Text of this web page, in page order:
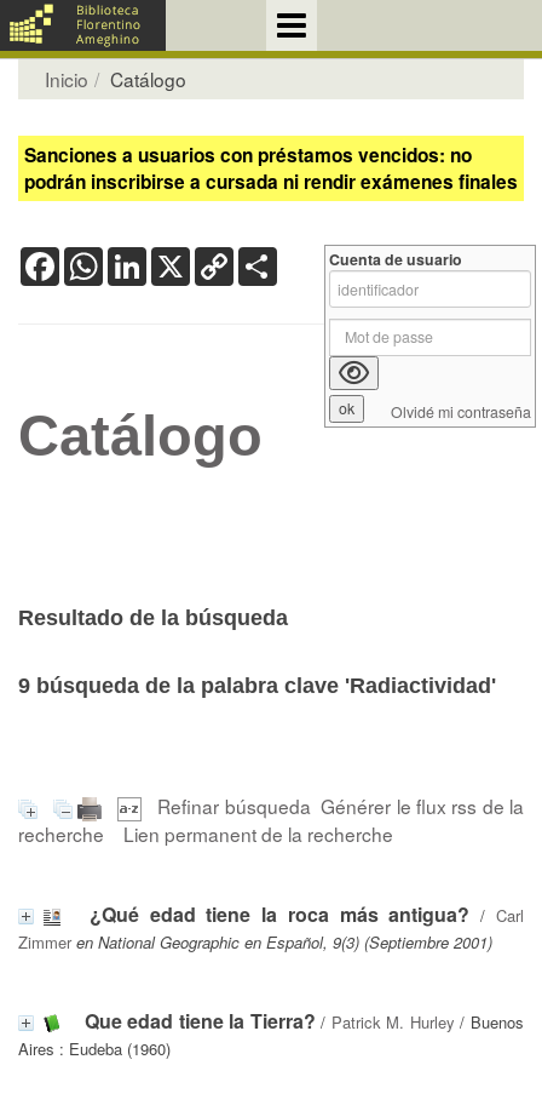
Inicio Catálogo
Sanciones a usuarios con préstamos vencidos: no
podrán inscribirse a cursada ni rendir exámenes finales
FacebookWhatsApp
LinkedIn
X Copy
Link
Catálogo
Resultado de la búsqueda
9 búsqueda de la palabra clave 'Radiactividad'
Refinar búsqueda Générer le flux rss de la
recherche
Lien permanent de la recherche
¿Qué edad tiene la roca más antigua? /Carl
Zimmer en National Geographic en Español, 9(3) (Septiembre 2001)
Que edad tiene la Tierra? / Patrick M. Hurley / Buenos
Aires : Eudeba (1960)
Cuenta de usuario
Olvidé mi contraseña